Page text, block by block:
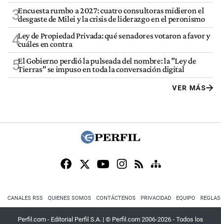
3Encuesta rumbo a 2027: cuatro consultoras midieron el
desgaste de Milei y la crisis de liderazgo en el peronismo
4Ley de Propiedad Privada: qué senadores votaron a favor y
cuáles en contra
5El Gobierno perdió la pulseada del nombre: la "Ley de
Tierras" se impuso en toda la conversación digital
VER MÁS
CANALES RSS QUIENES SOMOS CONTÁCTENOS PRIVACIDAD EQUIPO
Perfil.com - Editorial Perfil S.A. | © Perfil.com 2006-2026 - Todos los